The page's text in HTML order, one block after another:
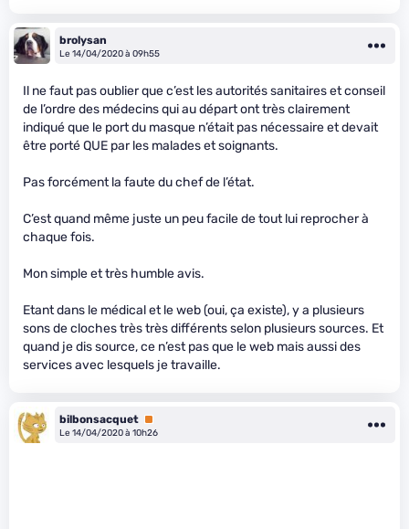
brolysan
Le 14/04/2020 à 09h55
Il ne faut pas oublier que c’est les autorités sanitaires et conseil
de l’ordre des médecins qui au départ ont très clairement
indiqué que le port du masque n’était pas nécessaire et devait
être porté QUE par les malades et soignants.
Pas forcément la faute du chef de l’état.
C’est quand même juste un peu facile de tout lui reprocher à
chaque fois.
Mon simple et très humble avis.
Etant dans le médical et le web (oui, ça existe), y a plusieurs
sons de cloches très très différents selon plusieurs sources. Et
quand je dis source, ce n’est pas que le web mais aussi des
services avec lesquels je travaille.
bilbonsacquet Premium
Le 14/04/2020 à 10h26